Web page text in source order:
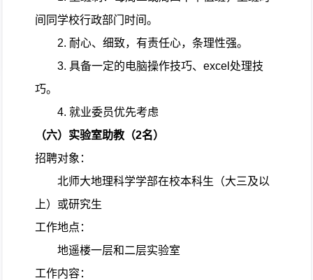
间同学校行政部门时间。
2. 耐心、细致，有责任心，条理性强。
3. 具备一定的电脑操作技巧、 excel 处理技
巧。
4. 就业委员优先考虑
（六）实验室助教（2名）
招聘对象：
北师大地理科学学部在校本科生（大三及以
上）或研究生
工作地点：
地遥楼一层和二层实验室
工作内容：